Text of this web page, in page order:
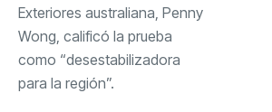
Exteriores australiana, Penny
Wong, calificó la prueba
como “desestabilizadora
para la región”.